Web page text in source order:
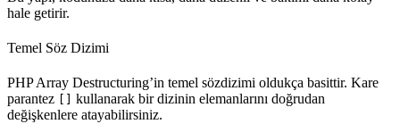
hale getirir.
Temel Söz Dizimi
PHP Array Destructuring’in temel sözdizimi oldukça basittir. Kare
parantez
kullanarak bir dizinin elemanlarını doğrudan
değişkenlere atayabilirsiniz.